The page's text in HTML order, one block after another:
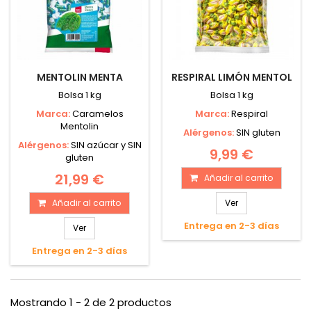
MENTOLIN MENTA
Bolsa 1 kg
Marca:Caramelos
Mentolin
Alérgenos:SIN azúcar y SIN
gluten
21,99 €
Añadir al carrito
Ver
Entrega en 2-3 días
RESPIRAL LIMÓN MENTOL
Bolsa 1 kg
Marca:Respiral
Alérgenos:SIN gluten
9,99 €
Añadir al carrito
Ver
Entrega en 2-3 días
Mostrando 1 - 2 de 2 productos